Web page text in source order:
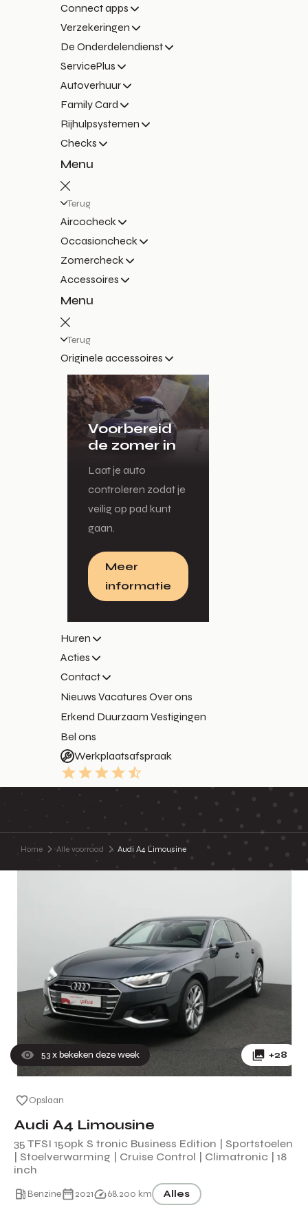
Connect apps
Verzekeringen
De Onderdelendienst
ServicePlus
Autoverhuur
Family Card
Rijhulpsystemen
Checks
Menu
Terug
Aircocheck
Occasioncheck
Zomercheck
Accessoires
Menu
Terug
Originele accessoires
Voorbereid
de zomer in
Laat je auto
controleren zodat je
veilig op pad kunt
gaan.
Meer
informatie
Huren
Acties
Contact
Nieuws Vacatures Over ons
Erkend Duurzaam Vestigingen
Bel ons
Werkplaatsafspraak
9.3
Home Alle voorraad Audi A4 Limousine
53x bekeken deze week +28
Opslaan
Audi A4 Limousine
35 TFSI 150pk S tronic Business Edition | Sportstoelen
| Stoelverwarming | Cruise Control | Climatronic | 18
inch
Benzine 2021 68.200 km Alles